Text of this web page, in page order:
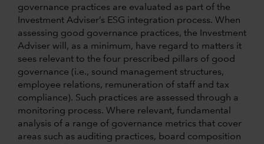
governance practices are evaluated as part of the
Investment Adviser’s ESG integration process. When
assessing good governance practices, the Investment
Adviser will, as a minimum, have regard to matters it
sees relevant to the four prescribed pillars of good
governance (i.e., sound management structures,
employee relations, remuneration of staff and tax
compliance). Such practices are assessed through a
monitoring process. Where relevant, fundamental
analysis of a range of governance metrics that cover
areas such as auditing practices, board composition